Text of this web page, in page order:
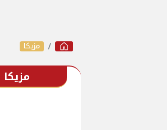
مزيكا
مزيكا